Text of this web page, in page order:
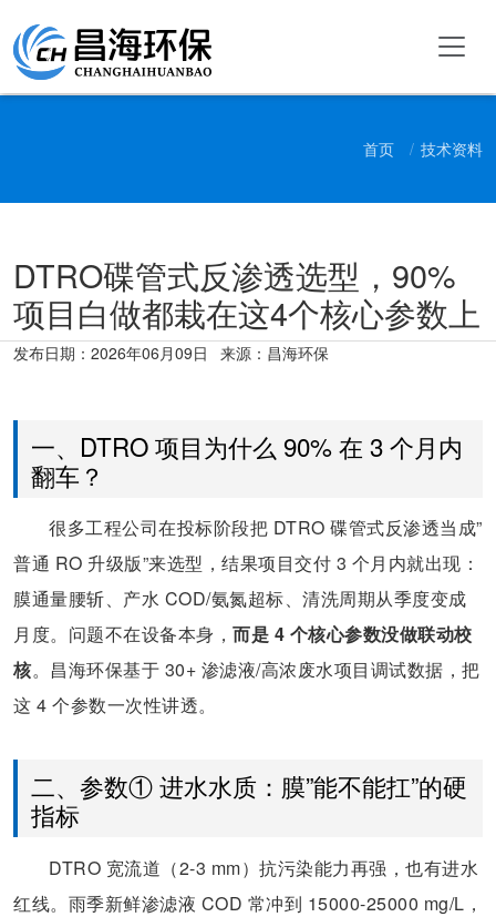
首页 技术资料
DTRO碟管式反渗透选型，90%
项目白做都栽在这4个核心参数上
发布日期： 2026年06月09日 来源：昌海环保
一、DTRO 项目为什么 90% 在 3 个月内
翻车？
很多工程公司在投标阶段把 DTRO 碟管式反渗透当成”
普通 RO 升级版”来选型，结果项目交付 3 个月内就出现：
膜通量腰斩、产水 COD/氨氮超标、清洗周期从季度变成
月度。问题不在设备本身， 而是 4 个核心参数没做联动校
核。昌海环保基于 30+ 渗滤液/高浓废水项目调试数据，把
这 4 个参数一次性讲透。
二、参数① 进水水质：膜”能不能扛”的硬
指标
DTRO 宽流道（2-3 mm）抗污染能力再强，也有进水
红线。雨季新鲜渗滤液 COD 常冲到 15000-25000 mg/L，